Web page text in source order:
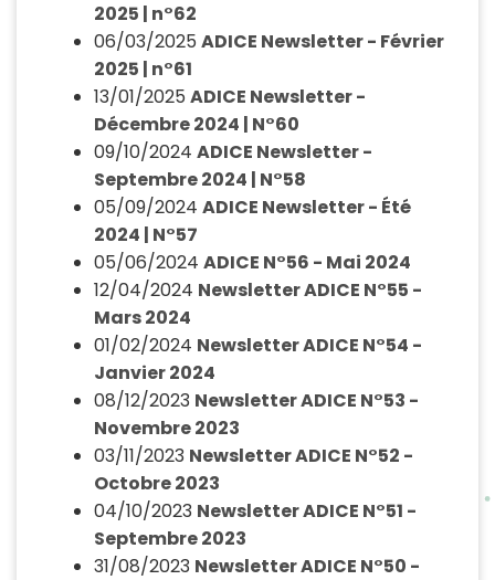
2025 | n°62
06/03/2025 ADICE Newsletter - Février
2025 | n°61
13/01/2025 ADICE Newsletter -
Décembre 2024 | N°60
09/10/2024 ADICE Newsletter -
Septembre 2024 | N°58
05/09/2024 ADICE Newsletter - Été
2024 | N°57
05/06/2024 ADICE N°56 - Mai 2024
12/04/2024 Newsletter ADICE N°55 -
Mars 2024
01/02/2024 Newsletter ADICE N°54 -
Janvier 2024
08/12/2023 Newsletter ADICE N°53 -
Novembre 2023
03/11/2023 Newsletter ADICE N°52 -
Octobre 2023
04/10/2023 Newsletter ADICE N°51 -
Septembre 2023
31/08/2023 Newsletter ADICE N°50 -